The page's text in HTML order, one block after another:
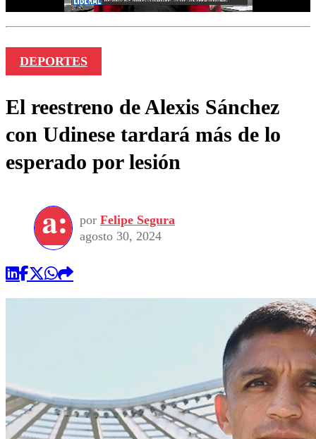
DEPORTES
El reestreno de Alexis Sánchez
con Udinese tardará más de lo
esperado por lesión
por Felipe Segura
agosto 30, 2024